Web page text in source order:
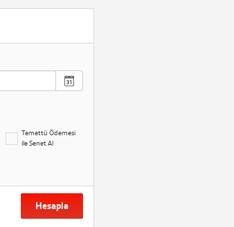
Temettü Ödemesi
ile Senet Al
Hesapla